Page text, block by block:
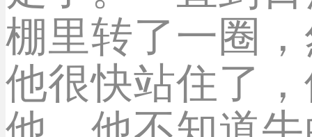
棚里转了一圈
他很快站住了